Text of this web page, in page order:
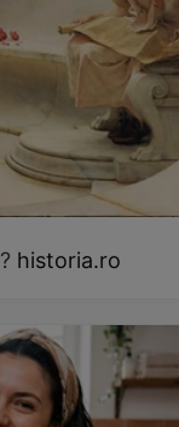
historia.ro